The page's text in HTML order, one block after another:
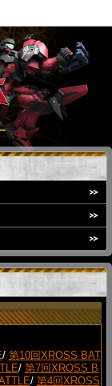
/ 第10回XROSS BAT
/ 第7回XROSS B
/ 第4回XROSS